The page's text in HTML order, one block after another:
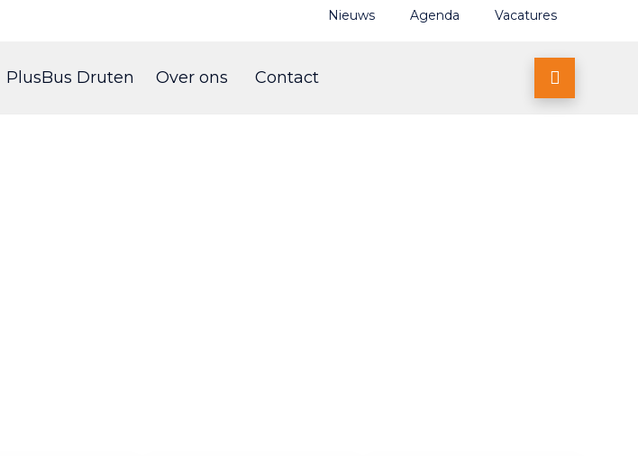
Nieuws Agenda Vacatures
to
PlusBus Druten Over ons Contact 